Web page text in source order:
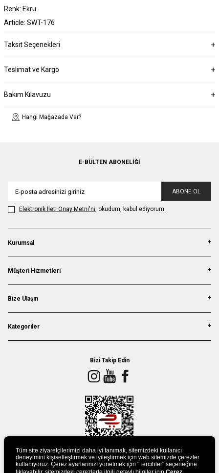
Renk: Ekru
Article: SWT-176
Taksit Seçenekleri
Teslimat ve Kargo
Bakım Kılavuzu
Hangi Mağazada Var?
E-BÜLTEN ABONELIĞI
ABONE OL
Elektronik İleti Onay Metni'ni, okudum, kabul ediyorum.
Kurumsal
Müşteri Hizmetleri
Bize Ulaşın
Kategoriler
Bizi Takip Edin
Tüm site ziyaretçilerimizi daha iyi tanımak, sitemizdeki kullanıcı
deneyimini kişiselleştirmek ve iyileştirmek için web sitemizde çerezler
kullanıyoruz. Çerez ayarlarınızı yönetmek için "Tercihler" seçeneğine